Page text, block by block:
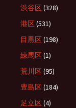
渋谷区(328)
港区(531)
目黒区(198)
練馬区(1)
荒川区(95)
豊島区(184)
足立区(4)